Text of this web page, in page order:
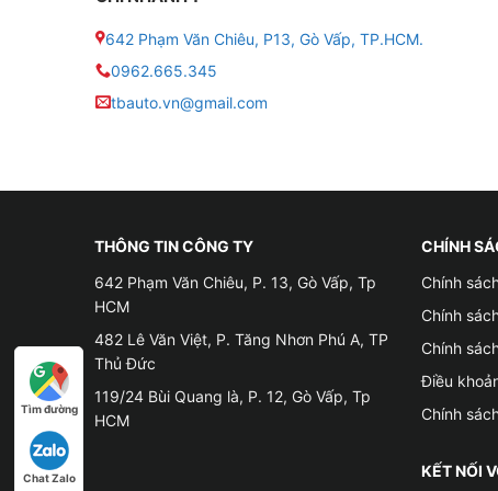
+ PC: Web.motrak.vn
+ App: VietMap Motrak
Đặc điểm nổi bật của định vị Vietmap Motrak
642 Phạm Văn Chiêu, P13, Gò Vấp, TP.HCM.
0962.665.345
tbauto.vn@gmail.com
THÔNG TIN CÔNG TY
642 Phạm Văn Chiêu, P. 13, Gò Vấp, Tp
HCM
482 Lê Văn Việt, P. Tăng Nhơn Phú A, TP
Thủ Đức
119/24 Bùi Quang là, P. 12, Gò Vấp, Tp
HCM
CHÍNH
Chính
Chính
Chính
Điều
Chính
KẾT NỐI
Tìm đường
Chat Zalo